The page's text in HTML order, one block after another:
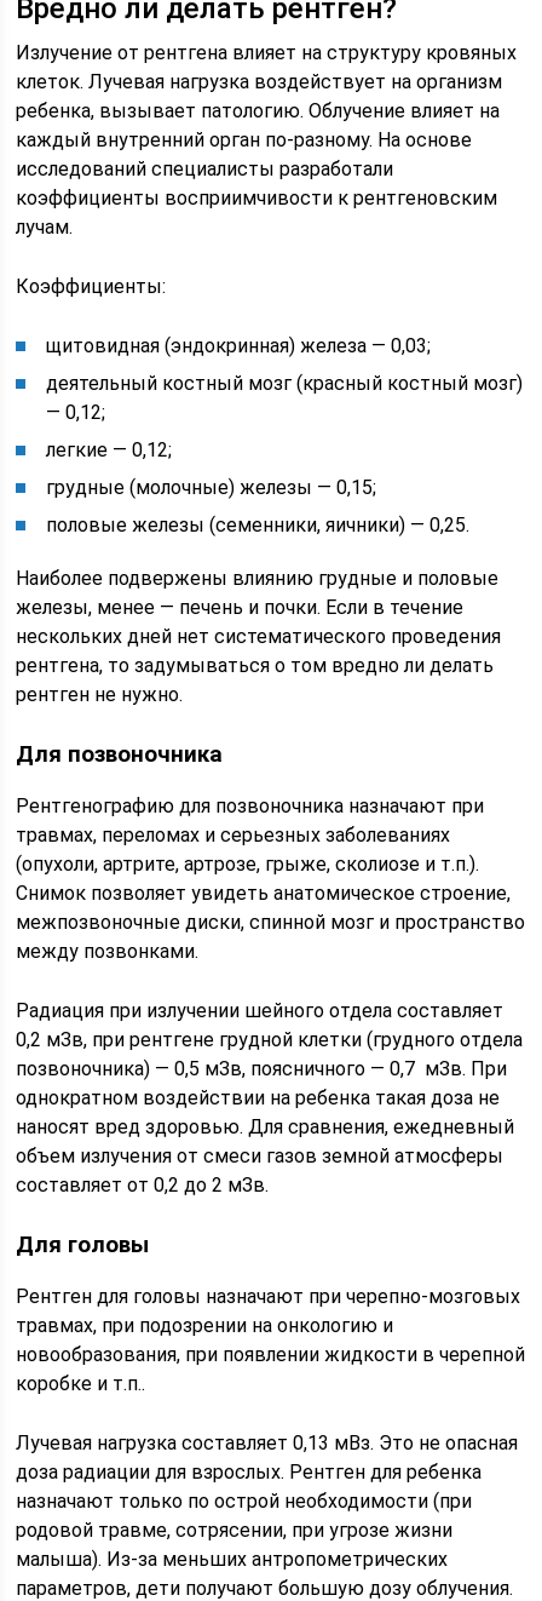
Вредно ли делать рентген?
Излучение от рентгена влияет на структуру кровяных
клеток. Лучевая нагрузка воздействует на организм
ребенка, вызывает патологию. Облучение влияет на
каждый внутренний орган по-разному. На основе
исследований специалисты разработали
коэффициенты восприимчивости к рентгеновским
лучам.
Коэффициенты:
щитовидная (эндокринная) железа — 0,03;
деятельный костный мозг (красный костный мозг)
— 0,12;
легкие — 0,12;
грудные (молочные) железы — 0,15;
половые железы (семенники, яичники) — 0,25.
Наиболее подвержены влиянию грудные и половые
железы, менее — печень и почки. Если в течение
нескольких дней нет систематического проведения
рентгена, то задумываться о том вредно ли делать
рентген не нужно.
Для позвоночника
Рентгенографию для позвоночника назначают при
травмах, переломах и серьезных заболеваниях
(опухоли, артрите, артрозе, грыже, сколиозе и т.п.).
Снимок позволяет увидеть анатомическое строение,
межпозвоночные диски, спинной мозг и пространство
между позвонками.
Радиация при излучении шейного отдела составляет
0,2 мЗв, при рентгене грудной клетки (грудного отдела
позвоночника) — 0,5 мЗв, поясничного — 0,7 мЗв. При
однократном воздействии на ребенка такая доза не
наносят вред здоровью. Для сравнения, ежедневный
объем излучения от смеси газов земной атмосферы
составляет от 0,2 до 2 мЗв.
Для головы
Рентген для головы назначают при черепно-мозговых
травмах, при подозрении на онкологию и
новообразования, при появлении жидкости в черепной
коробке и т.п..
Лучевая нагрузка составляет 0,13 мВз. Это не опасная
доза радиации для взрослых. Рентген для ребенка
назначают только по острой необходимости (при
родовой травме, сотрясении, при угрозе жизни
малыша). Из-за меньших антропометрических
параметров, дети получают большую дозу облучения.